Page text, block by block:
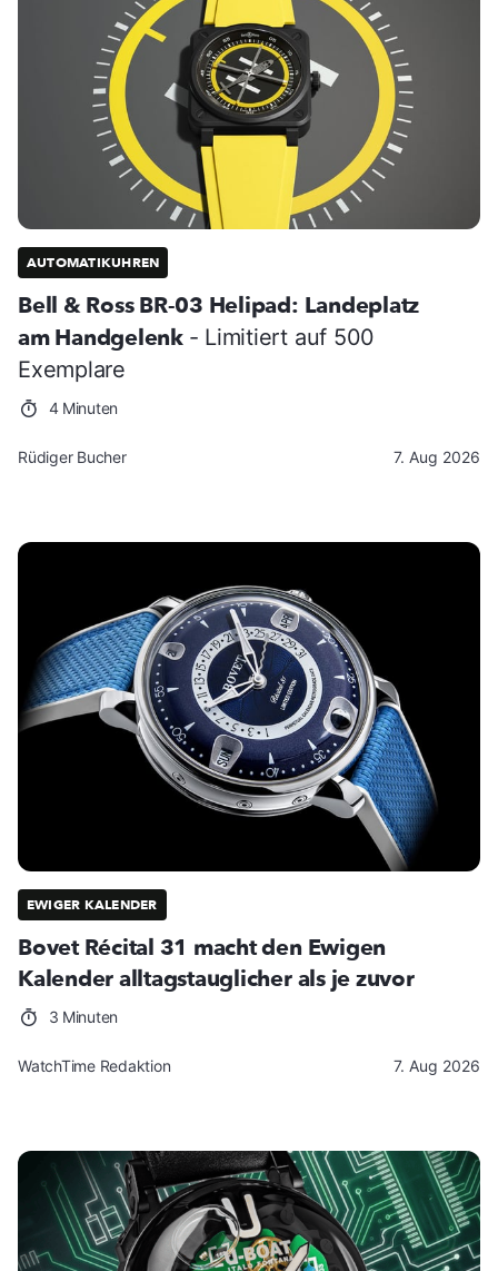
AUTOMATIKUHREN
Bell & Ross BR-03 Helipad: Landeplatz
am Handgelenk - Limitiert auf 500
Exemplare
4 Minuten
Rüdiger Bucher 7. Aug 2026
EWIGER KALENDER
Bovet Récital 31 macht den Ewigen
Kalender alltagstauglicher als je zuvor
3 Minuten
WatchTime Redaktion 7. Aug 2026